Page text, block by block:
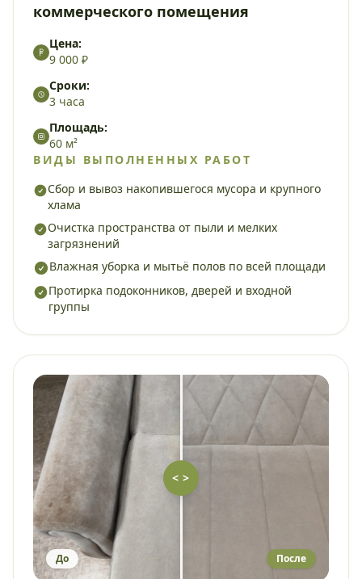
коммерческого помещения
Цена:
9 000 ₽
Сроки:
3 часа
Площадь:
60 м²
ВИДЫ ВЫПОЛНЕННЫХ РАБОТ
Сбор и вывоз накопившегося мусора и крупного
хлама
Очистка пространства от пыли и мелких
загрязнений
Влажная уборка и мытьё полов по всей площади
Протирка подоконников, дверей и входной
группы
< >
До После